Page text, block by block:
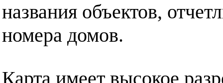
названия объектов,
номера домов.
Карта имеет высокое